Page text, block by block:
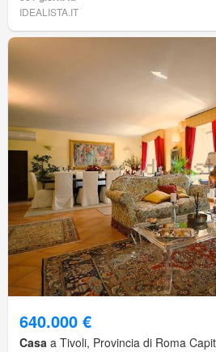
IDEALISTA.IT
640.000 €
Casa a Tivoli, Provincia di Roma